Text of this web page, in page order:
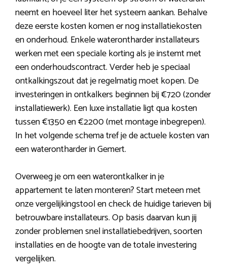
neemt en hoeveel liter het systeem aankan. Behalve
deze eerste kosten komen er nog installatiekosten
en onderhoud. Enkele waterontharder installateurs
werken met een speciale korting als je instemt met
een onderhoudscontract. Verder heb je speciaal
ontkalkingszout dat je regelmatig moet kopen. De
investeringen in ontkalkers beginnen bij €720 (zonder
installatiewerk). Een luxe installatie ligt qua kosten
tussen €1350 en €2200 (met montage inbegrepen).
In het volgende schema tref je de actuele kosten van
een waterontharder in Gemert.
Overweeg je om een waterontkalker in je
appartement te laten monteren? Start meteen met
onze vergelijkingstool en check de huidige tarieven bij
betrouwbare installateurs. Op basis daarvan kun jij
zonder problemen snel installatiebedrijven, soorten
installaties en de hoogte van de totale investering
vergelijken.